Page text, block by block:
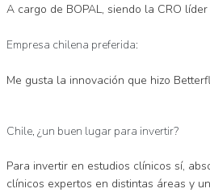
A cargo de BOPAL, siendo la CRO
Empresa chilena preferida:
Me gusta la innovación que hizo
Chile, ¿un buen lugar para invertir?
Para invertir en estudios clínicos sí,
clínicos expertos en distintas áreas y